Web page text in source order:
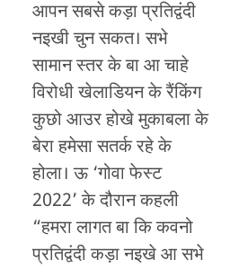
आपन सबसे कड़ा प्रतिद्वंदी
नइखी चुन सकत। सभे
सामान स्तर के बा आ चाहे
विरोधी खेलाडियन के रैंकिंग
कुछो आउर होखे मुकाबला के
बेरा हमेसा सतर्क रहे के
होला। ऊ ‘गोवा फेस्ट
2022’ के दौरान कहली
“हमरा लागत बा कि कवनो
प्रतिद्वंदी कड़ा नइखे आ सभे